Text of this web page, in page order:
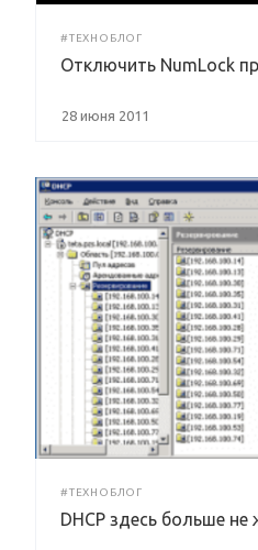
#ТЕХНОБЛОГ
Отключить NumLock
28 июня 2011
#ТЕХНОБЛОГ
DHCP здесь больше не